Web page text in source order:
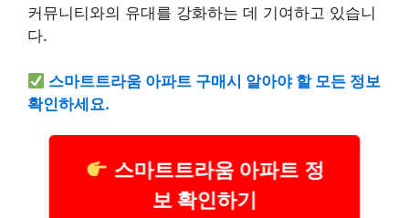
커뮤니티와의 유대를 강화하는 데 기여하고 있습니
다.
스마트트라움 아파트 구매시 알아야 할 모든 정보
확인하세요.
스마트트라움 아파트 정
보 확인하기